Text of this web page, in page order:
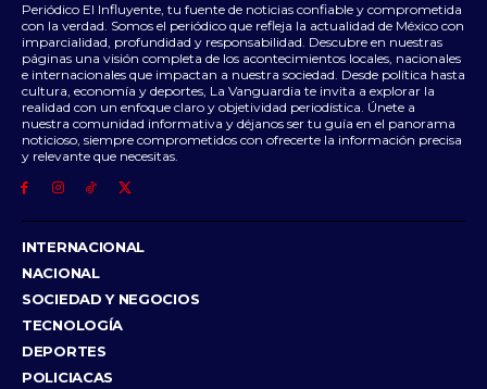
Periódico El Influyente, tu fuente de noticias confiable y comprometida
con la verdad. Somos el periódico que refleja la actualidad de México con
imparcialidad, profundidad y responsabilidad. Descubre en nuestras
páginas una visión completa de los acontecimientos locales, nacionales
e internacionales que impactan a nuestra sociedad. Desde política hasta
cultura, economía y deportes, La Vanguardia te invita a explorar la
realidad con un enfoque claro y objetividad periodística. Únete a
nuestra comunidad informativa y déjanos ser tu guía en el panorama
noticioso, siempre comprometidos con ofrecerte la información precisa
y relevante que necesitas.
INTERNACIONAL
NACIONAL
SOCIEDAD Y NEGOCIOS
TECNOLOGÍA
DEPORTES
POLICIACAS